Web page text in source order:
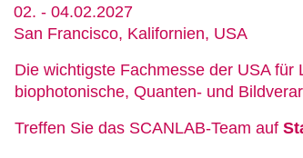
02. - 04.02.2027
San Francisco, Kalifornien, USA
Die wichtigste Fachmesse der USA
biophotonische, Quanten- und
Treffen Sie das SCANLAB-Team auf